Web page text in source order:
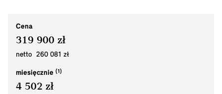
Cena
319 900 zł
netto 260 081 zł
miesięcznie
4 502 zł